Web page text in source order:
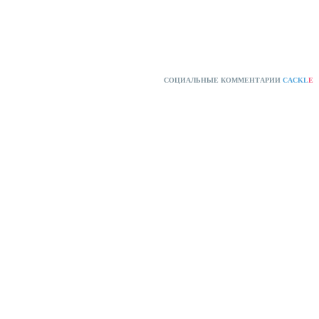
СОЦИАЛЬНЫЕ КОММЕНТАРИИ CACKLE